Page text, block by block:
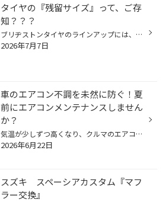
タイヤの『残留サイズ』って、ご存
知？？？
ブリヂストンタイヤのラインアップには、一部『残留サイズ』という タイヤがカタログに小さくですが、掲載されています(^_^)/ これは新商品が発売になった場合、旧商品にはラインアップがあったが、新商品には ラインアップされなかった、通称『レアサイズ』の事を指しています(^_^)/ どういう基準...
2026年7月7日
車のエアコン不調を未然に防ぐ！夏
前にエアコンメンテナンスしません
か？
気温が少しずつ高くなり、クルマのエアコンを使用する機会も増えてきていると思います。 是非、夏本番を迎える前におクルマのエアコンのメンテナンスをしませんか？ 【より快適に♪今がおススメ！カーエアコンのメンテナンス】 ■エアコンガスクリーニング おクルマの経年劣化によって、エアコンの効...
2026年6月22日
スズキ スペーシアカスタム『マフ
ラー交換』